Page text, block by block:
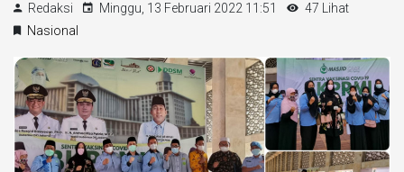
Redaksi Minggu, 13 Februari 2022 11:51
47 Lihat
Nasional